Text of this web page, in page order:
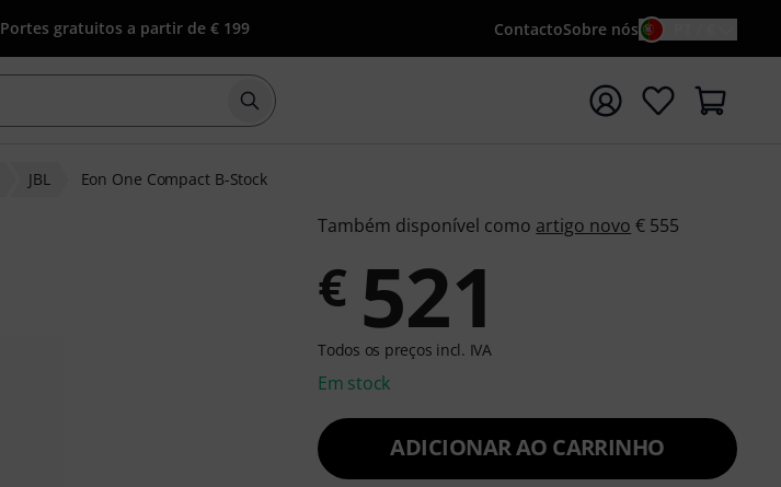
Portes gratuitos a partir de € 199 ContactoSobre nós
Iniciar pesquisa com o termo de pesquisa {searchTerm}
JBL Eon One Compact B-Stock
Também disponível como artigo novo € 555
€ 521
Todos os preços incl. IVA
Em stock
ADICIONAR AO CARRINHO